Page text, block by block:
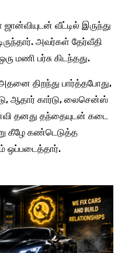
வீட்டில் இருந்து
அவர்கள் தேர்வீதி
மணி பர்சு கிடந்தது.
திறந்து பார்த்தபோது,
ஆதார் கார்டு, லைசென்ஸ்
தனது தந்தையுடன் கடை
கீழே கண்டெடுத்த
ஒப்படைத்தார்.